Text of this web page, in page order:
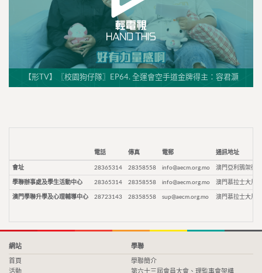
【形TV】〖校園狗仔隊〗EP64. 全運會空手道金牌得主：容君灝
電話 傳真 電郵 通訊地址
會址 28365314 28358558 info@aecm.org.mo 澳門亞利鴉架街9
學聯辦事處及學生活動中心 28365314 28358558 info@aecm.org.mo 澳門慕拉士大馬
澳門學聯升學及心理輔導中心 28723143 28358558 sup@aecm.org.mo 澳門慕拉士大馬
網站
首頁
活動
學聯
學聯簡介
第六十三屆會員大會、理監事會架構